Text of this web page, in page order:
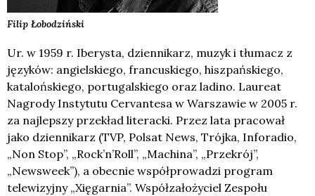
Filip Łobodziński
Ur. w 1959 r. Iberysta, dziennikarz, muzyk i tłumacz z
języków: angielskiego, francuskiego, hiszpańskiego,
katalońskiego, portugalskiego oraz ladino. Laureat
Nagrody Instytutu Cervantesa w Warszawie w 2005 r.
za najlepszy przekład literacki. Przez lata pracował
jako dziennikarz (TVP, Polsat News, Trójka, Inforadio,
„Non Stop”, „Rock’n’Roll”, „Machina”, „Przekrój”,
„Newsweek”), a obecnie współprowadzi program
telewizyjny „Xięgarnia”. Współzałożyciel Zespołu